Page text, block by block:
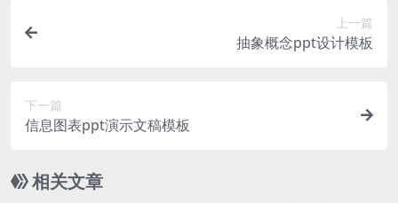
上一篇
抽象概念ppt设计模板
下一篇
信息图表ppt演示文稿模板
相关文章